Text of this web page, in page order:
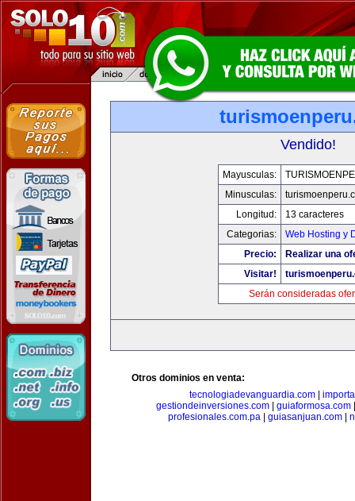
Vendido!
Mayusculas:
Minusculas:
Longitud:
13 caracteres
Categorias:
Web Hosting y
Precio:
Realizar una
Visitar!
Serán consideradas
Otros dominios en venta:
tecnologiadevanguardia.com|
gestiondeinversiones.com| guiaformosa.com
profesionales.com.pa
guiasanjuan.com